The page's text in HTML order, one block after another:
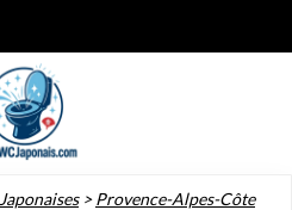
>Provence-Alpes-Côte